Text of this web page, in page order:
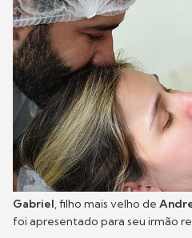
Gabriel, filho mais velho de
foi apresentado para seu irmão